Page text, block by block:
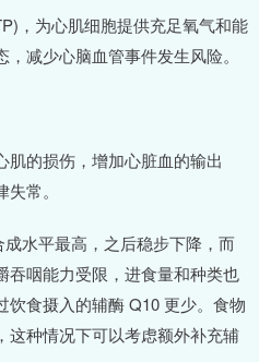
，为心肌细胞提供充足氧气和能
减少心脑血管事件发生风险。
的损伤，增加心脏血的输出
常。
水平最高，之后稳步下降，而
吞咽能力受限，进食量和种类也
食摄入的辅酶 Q10 更少。食物
这种情况下可以考虑额外补充辅